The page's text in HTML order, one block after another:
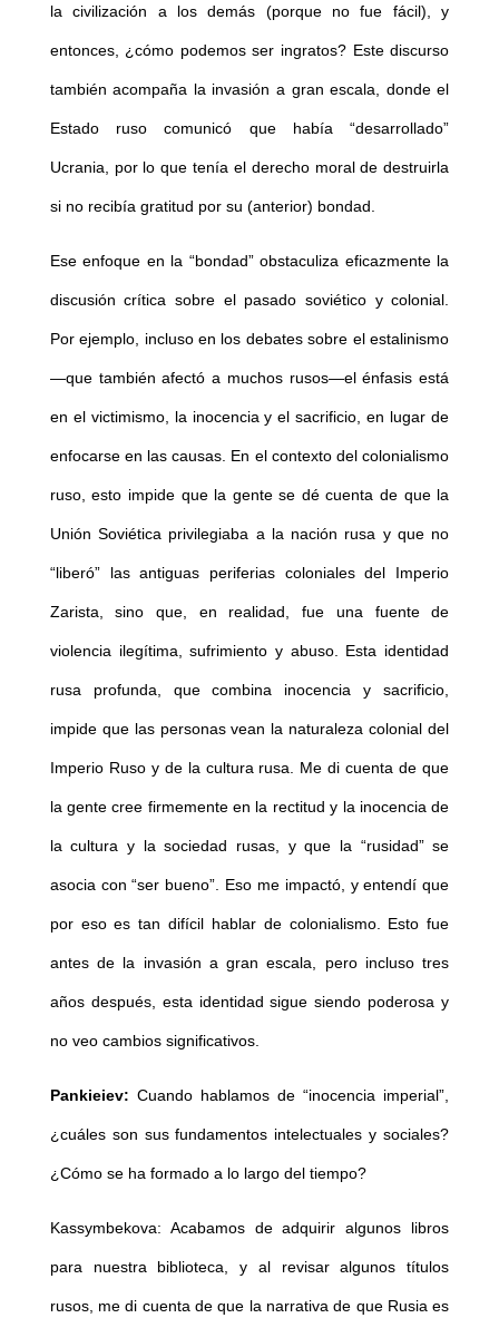
la civilización a los demás (porque no fue fácil), y
entonces, ¿cómo podemos ser ingratos? Este discurso
también acompaña la invasión a gran escala, donde el
Estado ruso comunicó que había “desarrollado”
Ucrania, por lo que tenía el derecho moral de destruirla
si no recibía gratitud por su (anterior) bondad.
Ese enfoque en la “bondad” obstaculiza eficazmente la
discusión crítica sobre el pasado soviético y colonial.
Por ejemplo, incluso en los debates sobre el estalinismo
—que también afectó a muchos rusos—el énfasis está
en el victimismo, la inocencia y el sacrificio, en lugar de
enfocarse en las causas. En el contexto del colonialismo
ruso, esto impide que la gente se dé cuenta de que la
Unión Soviética privilegiaba a la nación rusa y que no
“liberó” las antiguas periferias coloniales del Imperio
Zarista, sino que, en realidad, fue una fuente de
violencia ilegítima, sufrimiento y abuso. Esta identidad
rusa profunda, que combina inocencia y sacrificio,
impide que las personas vean la naturaleza colonial del
Imperio Ruso y de la cultura rusa. Me di cuenta de que
la gente cree firmemente en la rectitud y la inocencia de
la cultura y la sociedad rusas, y que la “rusidad” se
asocia con “ser bueno”. Eso me impactó, y entendí que
por eso es tan difícil hablar de colonialismo. Esto fue
antes de la invasión a gran escala, pero incluso tres
años después, esta identidad sigue siendo poderosa y
no veo cambios significativos.
Pankieiev: Cuando hablamos de “inocencia imperial”,
¿cuáles son sus fundamentos intelectuales y sociales?
¿Cómo se ha formado a lo largo del tiempo?
Kassymbekova: Acabamos de adquirir algunos libros
para nuestra biblioteca, y al revisar algunos títulos
rusos, me di cuenta de que la narrativa de que Rusia es